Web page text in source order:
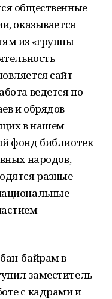
общественные
оказывается
из «группы
сайт
ведется по
и обрядов
в нашем
фонд библиотек
народов,
разные
байрам в
заместитель
с кадрами и